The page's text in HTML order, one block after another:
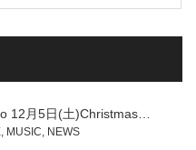
12月5日(土)Christmas…
, MUSIC, NEWS